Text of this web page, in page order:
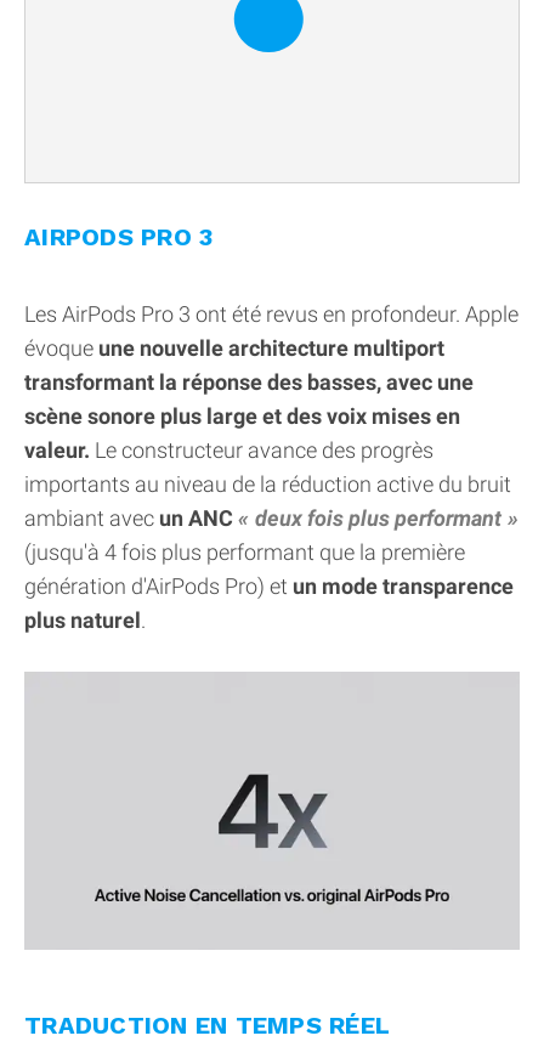
AIRPODS PRO 3
Les AirPods Pro 3 ont été revus en profondeur. Apple
évoque une nouvelle architecture multiport
transformant la réponse des basses, avec une
scène sonore plus large et des voix mises en
valeur. Le constructeur avance des progrès
importants au niveau de la réduction active du bruit
ambiant avec un ANC
deux fois plus performant
(jusqu'à 4 fois plus performant que la première
génération d'AirPods Pro) et un mode transparence
plus naturel.
TRADUCTION EN TEMPS RÉEL